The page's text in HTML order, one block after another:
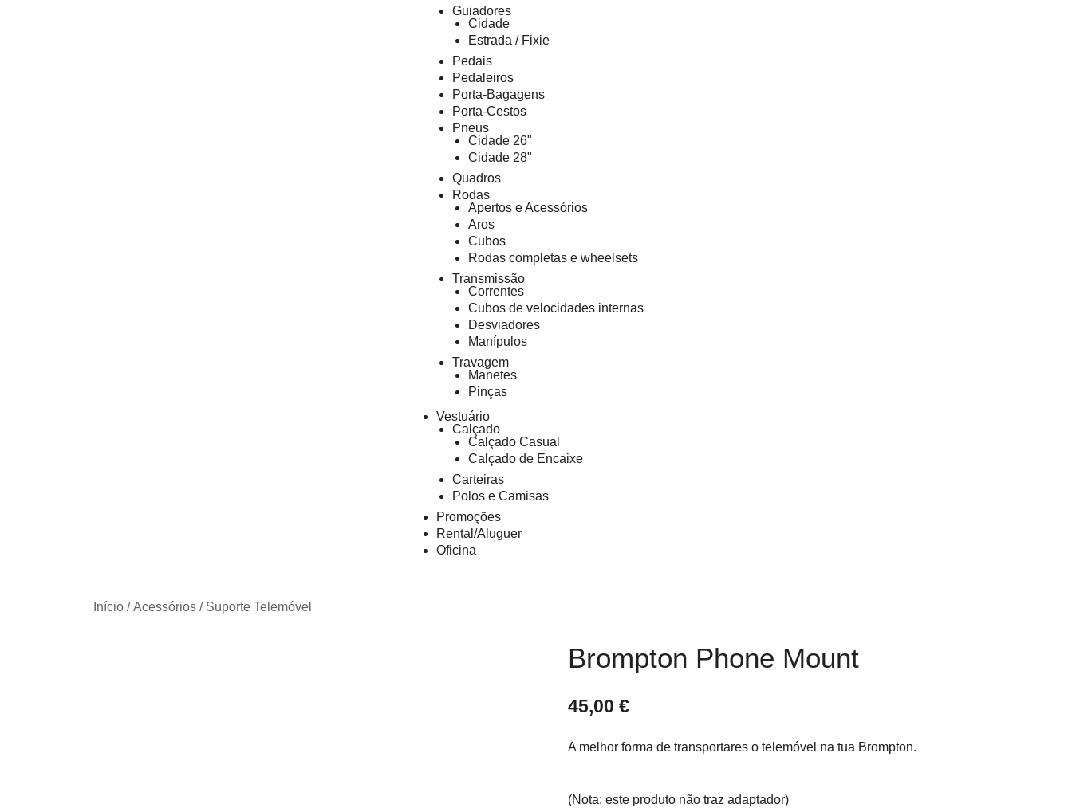
Guiadores
Cidade
Estrada / Fixie
Pedais
Pedaleiros
Porta-Bagagens
Porta-Cestos
Pneus
Cidade 26"
Cidade 28"
Quadros
Rodas
Apertos e Acessórios
Aros
Cubos
Rodas completas e wheelsets
Transmissão
Correntes
Cubos de velocidades internas
Desviadores
Manípulos
Travagem
Manetes
Pinças
Vestuário
Calçado
Calçado Casual
Calçado de Encaixe
Carteiras
Polos e Camisas
Promoções
Rental/Aluguer
Oficina
Início /Acessórios / Suporte Telemóvel
Brompton Phone Mount
45,00 €
A melhor forma de transportares o telemóvel na tua Brompton.
(Nota: este produto não traz adaptador)